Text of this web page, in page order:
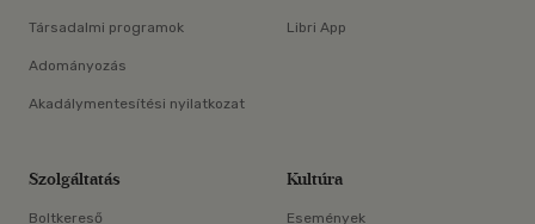
Társadalmi programok
Adományozás
Akadálymentesítési nyilatkozat
Libri App
Szolgáltatás
Boltkereső
Kultúra
Események